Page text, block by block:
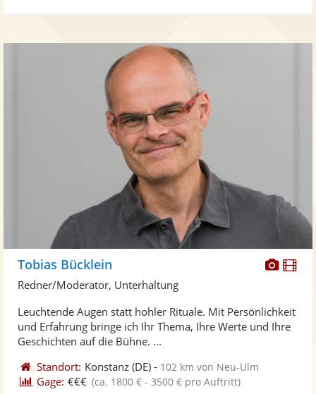
Fotos
Tobias Bücklein
Redner/Moderator, Unterhaltung
Leuchtende Augen statt hohler Rituale. Mit Persönlichkeit
und Erfahrung bringe ich Ihr Thema, Ihre Werte und Ihre
Geschichten auf die Bühne. ...
Standort: Konstanz (DE) - 102 km von Neu-Ulm
Gage: €€€ (ca. 1800 € - 3500 € pro Auftritt)